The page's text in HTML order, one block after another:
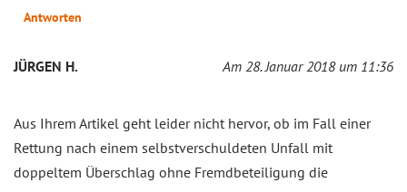
Antworten
JÜRGEN H. Am 28. Januar 2018 um 11:36
Aus Ihrem Artikel geht leider nicht hervor, ob im Fall einer
Rettung nach einem selbstverschuldeten Unfall mit
doppeltem Überschlag ohne Fremdbeteiligung die